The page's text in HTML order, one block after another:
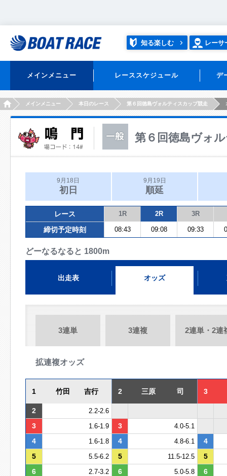
知る楽しむ レーサ
メインメニュー レーススケジュール デ
HOMEメインメニュー 本日のレース 第６回徳島ヴォルティスカップ競走
第６回徳島ヴォ
9月18日
初日
9月19日
順延
レース 1R 2R 3R
締切予定時刻 08:43 09:08 09:33
どーなるなると 1800m
出走表 オッズ
3連単 3連複 2連単・2連
拡連複オッズ
1 竹田 吉行 2 三原 司 3
2 2.2-2.6
3 1.6-1.9 3 4.0-5.1
4 1.6-1.8 4 4.8-6.1
4
5
5.5-6.2 5 11.5-12.5
5
6
2.7-3.2 6 5.0-5.8 6